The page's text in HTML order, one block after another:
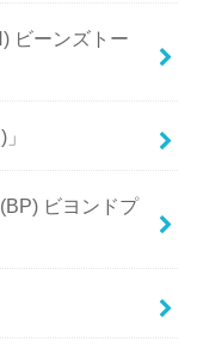
ビーンズトー
ビヨンドプ